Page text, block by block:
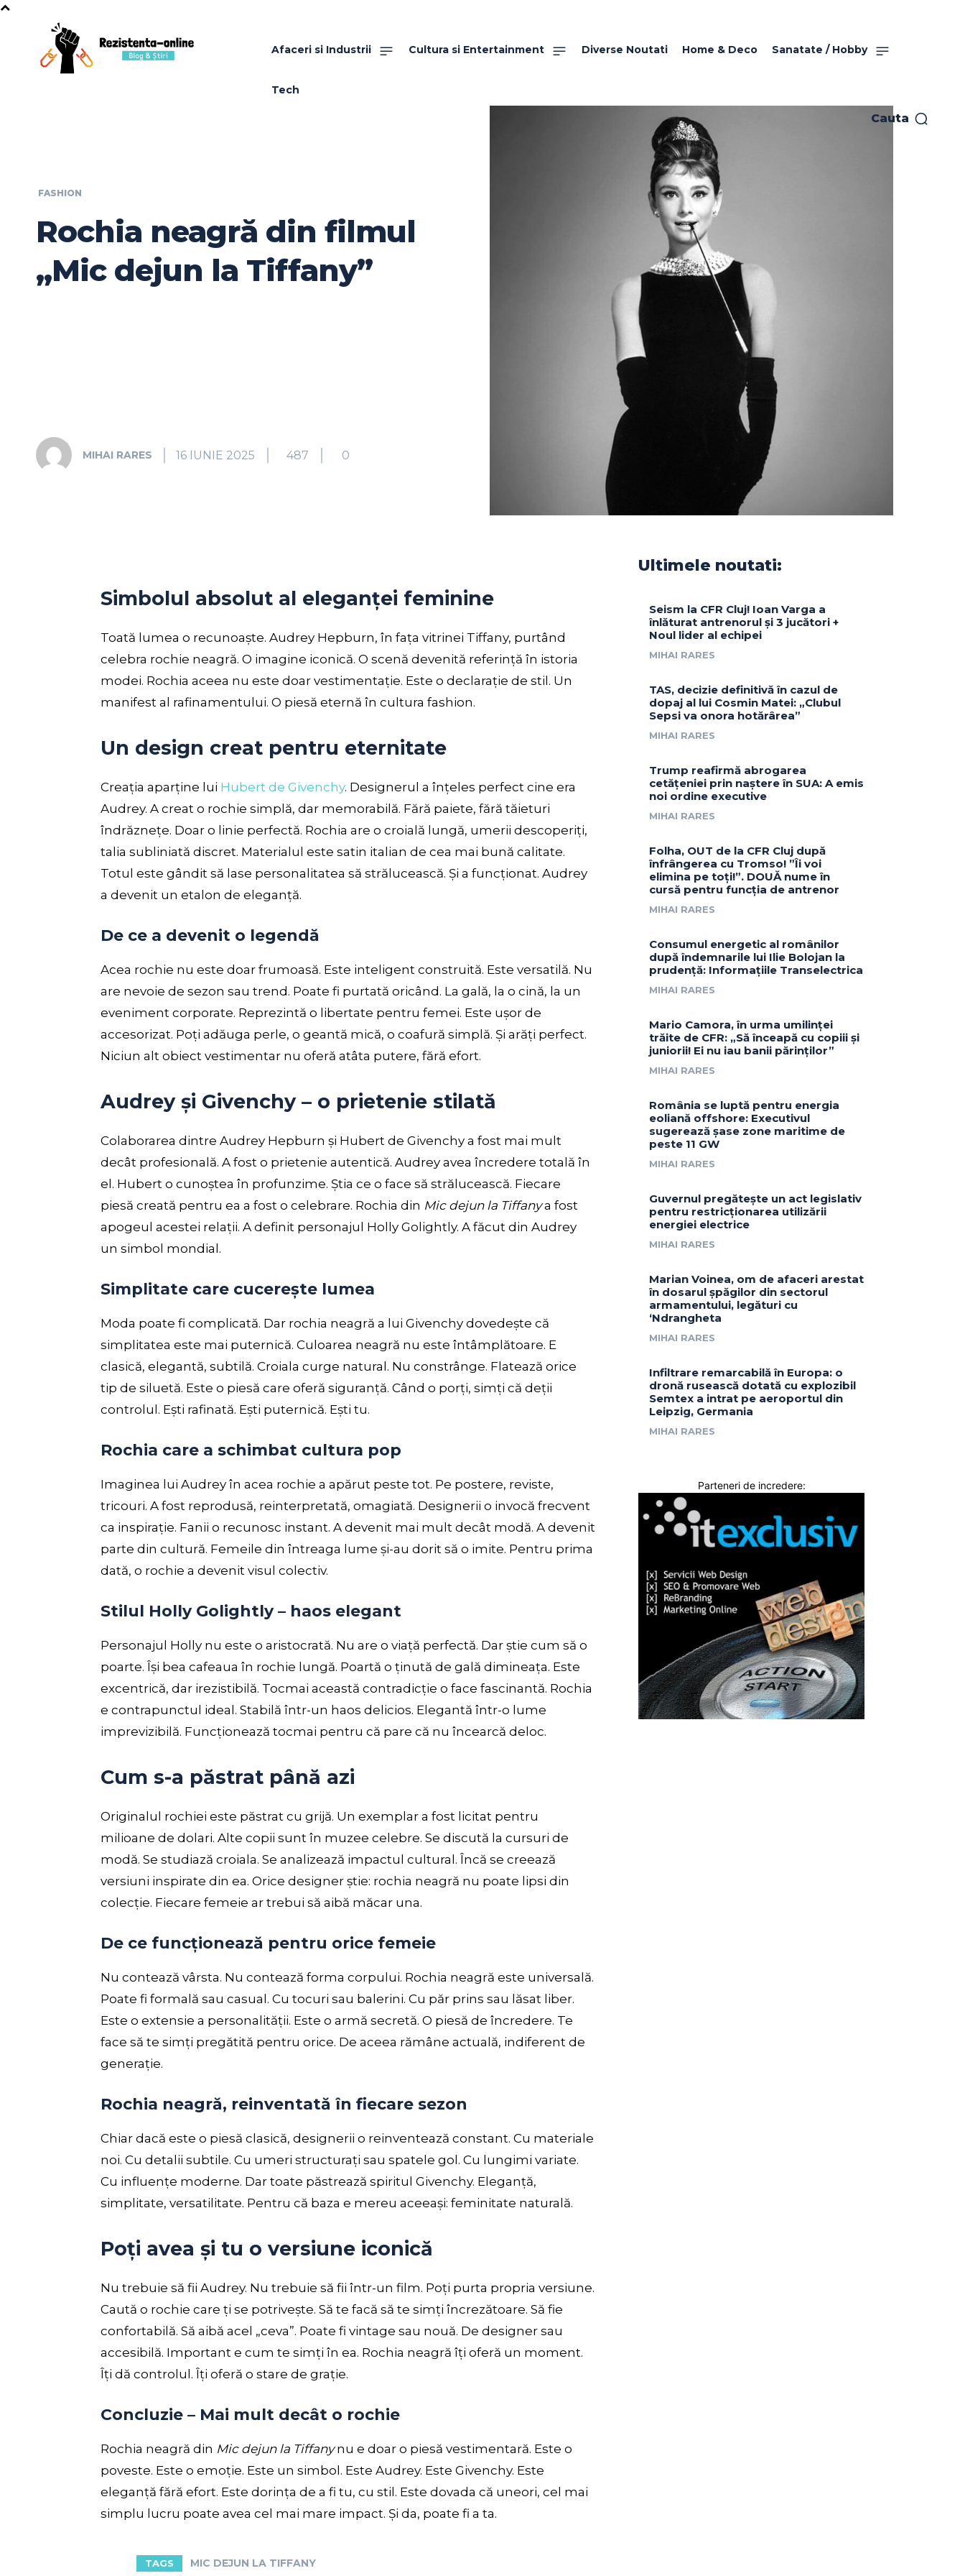
Afaceri si Industrii Cultura si Entertainment Diverse Noutati Home & Deco Sanatate / Hobby
Tech
Cauta
FASHION
Rochia neagră din filmul
„Mic dejun la Tiffany”
MIHAI RARES 16 IUNIE 2025 487 0
Simbolul absolut al eleganței feminine
Toată lumea o recunoaște. Audrey Hepburn, în fața vitrinei Tiffany, purtând
celebra rochie neagră. O imagine iconică. O scenă devenită referință în istoria
modei. Rochia aceea nu este doar vestimentație. Este o declarație de stil. Un
manifest al rafinamentului. O piesă eternă în cultura fashion.
Un design creat pentru eternitate
Creația aparține lui Hubert de Givenchy. Designerul a înțeles perfect cine era
Audrey. A creat o rochie simplă, dar memorabilă. Fără paiete, fără tăieturi
îndrăznețe. Doar o linie perfectă. Rochia are o croială lungă, umerii descoperiți,
talia subliniată discret. Materialul este satin italian de cea mai bună calitate.
Totul este gândit să lase personalitatea să strălucească. Și a funcționat. Audrey
a devenit un etalon de eleganță.
De ce a devenit o legendă
Acea rochie nu este doar frumoasă. Este inteligent construită. Este versatilă. Nu
are nevoie de sezon sau trend. Poate fi purtată oricând. La gală, la o cină, la un
eveniment corporate. Reprezintă o libertate pentru femei. Este ușor de
accesorizat. Poți adăuga perle, o geantă mică, o coafură simplă. Și arăți perfect.
Niciun alt obiect vestimentar nu oferă atâta putere, fără efort.
Audrey și Givenchy – o prietenie stilată
Colaborarea dintre Audrey Hepburn și Hubert de Givenchy a fost mai mult
decât profesională. A fost o prietenie autentică. Audrey avea încredere totală în
el. Hubert o cunoștea în profunzime. Știa ce o face să strălucească. Fiecare
piesă creată pentru ea a fost o celebrare. Rochia din Mic dejun la Tiffanya fost
apogeul acestei relații. A definit personajul Holly Golightly. A făcut din Audrey
un simbol mondial.
Simplitate care cucerește lumea
Moda poate fi complicată. Dar rochia neagră a lui Givenchy dovedește că
simplitatea este mai puternică. Culoarea neagră nu este întâmplătoare. E
clasică, elegantă, subtilă. Croiala curge natural. Nu constrânge. Flatează orice
tip de siluetă. Este o piesă care oferă siguranță. Când o porți, simți că deții
controlul. Ești rafinată. Ești puternică. Ești tu.
Rochia care a schimbat cultura pop
Imaginea lui Audrey în acea rochie a apărut peste tot. Pe postere, reviste,
tricouri. A fost reprodusă, reinterpretată, omagiată. Designerii o invocă frecvent
ca inspirație. Fanii o recunosc instant. A devenit mai mult decât modă. A devenit
parte din cultură. Femeile din întreaga lume și-au dorit să o imite. Pentru prima
dată, o rochie a devenit visul colectiv.
Stilul Holly Golightly – haos elegant
Personajul Holly nu este o aristocrată. Nu are o viață perfectă. Dar știe cum să o
poarte. Își bea cafeaua în rochie lungă. Poartă o ținută de gală dimineața. Este
excentrică, dar irezistibilă. Tocmai această contradicție o face fascinantă. Rochia
e contrapunctul ideal. Stabilă într-un haos delicios. Elegantă într-o lume
imprevizibilă. Funcționează tocmai pentru că pare că nu încearcă deloc.
Cum s-a păstrat până azi
Originalul rochiei este păstrat cu grijă. Un exemplar a fost licitat pentru
milioane de dolari. Alte copii sunt în muzee celebre. Se discută la cursuri de
modă. Se studiază croiala. Se analizează impactul cultural. Încă se creează
versiuni inspirate din ea. Orice designer știe: rochia neagră nu poate lipsi din
colecție. Fiecare femeie ar trebui să aibă măcar una.
De ce funcționează pentru orice femeie
Nu contează vârsta. Nu contează forma corpului. Rochia neagră este universală.
Poate fi formală sau casual. Cu tocuri sau balerini. Cu păr prins sau lăsat liber.
Este o extensie a personalității. Este o armă secretă. O piesă de încredere. Te
face să te simți pregătită pentru orice. De aceea rămâne actuală, indiferent de
generație.
Rochia neagră, reinventată în fiecare sezon
Chiar dacă este o piesă clasică, designerii o reinventează constant. Cu materiale
noi. Cu detalii subtile. Cu umeri structurați sau spatele gol. Cu lungimi variate.
Cu influențe moderne. Dar toate păstrează spiritul Givenchy. Eleganță,
simplitate, versatilitate. Pentru că baza e mereu aceeași: feminitate naturală.
Poți avea și tu o versiune iconică
Nu trebuie să fii Audrey. Nu trebuie să fii într-un film. Poți purta propria versiune.
Caută o rochie care ți se potrivește. Să te facă să te simți încrezătoare. Să fie
confortabilă. Să aibă acel „ceva”. Poate fi vintage sau nouă. De designer sau
accesibilă. Important e cum te simți în ea. Rochia neagră îți oferă un moment.
Îți dă controlul. Îți oferă o stare de grație.
Concluzie – Mai mult decât o rochie
Rochia neagră din Mic dejun la Tiffanynu e doar o piesă vestimentară. Este o
poveste. Este o emoție. Este un simbol. Este Audrey. Este Givenchy. Este
eleganță fără efort. Este dorința de a fi tu, cu stil. Este dovada că uneori, cel mai
simplu lucru poate avea cel mai mare impact. Și da, poate fi a ta.
TAGS MIC DEJUN LA TIFFANY
Ultimele noutati:
Seism la CFR Cluj! Ioan Varga a
înlăturat antrenorul și 3 jucători +
Noul lider al echipei
MIHAI RARES
TAS, decizie definitivă în cazul de
dopaj al lui Cosmin Matei: „Clubul
Sepsi va onora hotărârea”
MIHAI RARES
Trump reafirmă abrogarea
cetățeniei prin naștere în SUA: A emis
noi ordine executive
MIHAI RARES
Folha, OUT de la CFR Cluj după
înfrângerea cu Tromso! ”Îi voi
elimina pe toți!”. DOUĂ nume în
cursă pentru funcția de antrenor
MIHAI RARES
Consumul energetic al românilor
după îndemnarile lui Ilie Bolojan la
prudență: Informațiile Transelectrica
MIHAI RARES
Mario Camora, în urma umilinței
trăite de CFR: „Să înceapă cu copiii și
juniorii! Ei nu iau banii părinților”
MIHAI RARES
România se luptă pentru energia
eoliană offshore: Executivul
sugerează șase zone maritime de
peste 11 GW
MIHAI RARES
Guvernul pregătește un act legislativ
pentru restricționarea utilizării
energiei electrice
MIHAI RARES
Marian Voinea, om de afaceri arestat
în dosarul șpăgilor din sectorul
armamentului, legături cu
‘Ndrangheta
MIHAI RARES
Infiltrare remarcabilă în Europa: o
dronă rusească dotată cu explozibil
Semtex a intrat pe aeroportul din
Leipzig, Germania
MIHAI RARES
Parteneri de incredere: